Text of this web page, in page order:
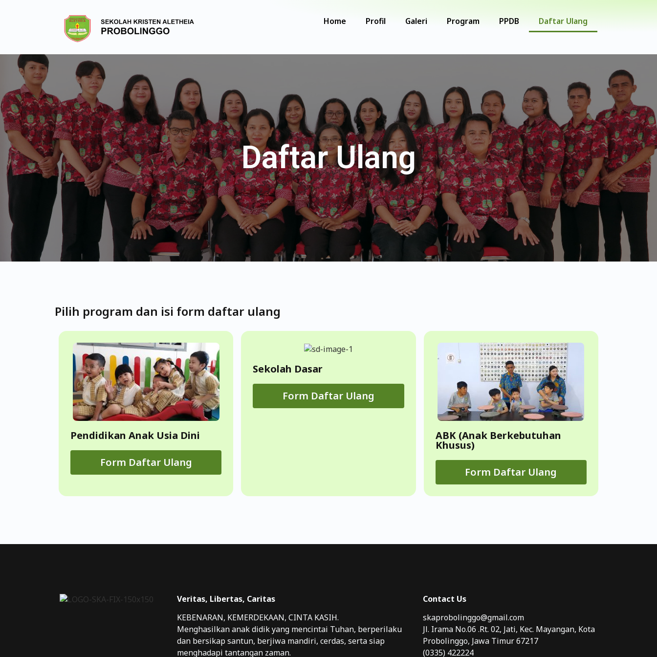
Home Profil Galeri Program PPDB Daftar Ulang
Daftar Ulang
Pilih program dan isi form daftar ulang
Pendidikan Anak Usia Dini
Form Daftar Ulang
Sekolah Dasar
Form Daftar Ulang
ABK (Anak Berkebutuhan
Khusus)
Form Daftar Ulang
Veritas, Libertas, Caritas
KEBENARAN, KEMERDEKAAN, CINTA KASIH.
Menghasilkan anak didik yang mencintai Tuhan, berperilaku
dan bersikap santun, berjiwa mandiri, cerdas, serta siap
menghadapi tantangan zaman.
Contact Us
skaprobolinggo@gmail.com
Jl. Irama No.06 .Rt. 02, Jati, Kec. Mayangan, Kota
Probolinggo, Jawa Timur 67217
(0335) 422224